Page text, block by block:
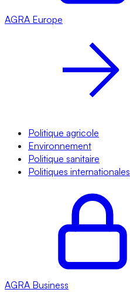
AGRA Europe
Politique agricole
Environnement
Politique sanitaire
Politiques internationales
AGRA Business